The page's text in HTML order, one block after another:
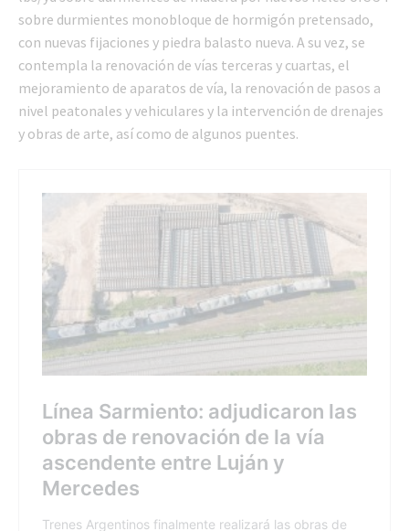
sobre durmientes monobloque de hormigón pretensado,
con nuevas fijaciones y piedra balasto nueva. A su vez, se
contempla la renovación de vías terceras y cuartas, el
mejoramiento de aparatos de vía, la renovación de pasos a
nivel peatonales y vehiculares y la intervención de drenajes
y obras de arte, así como de algunos puentes.